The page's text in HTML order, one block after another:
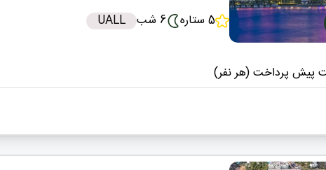
5 ستاره
6 شب UALL
پیش پرداخت (هر نفر)